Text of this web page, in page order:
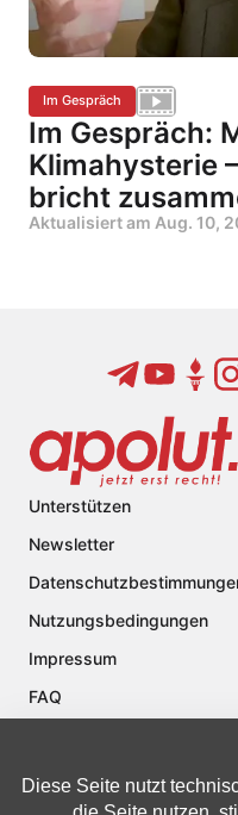
Im Gespräch
Im Gespräch:
Klimahysterie
bricht
Aktualisiert am Aug. 10,
Unterstützen
Newsletter
Nutzungsbedingungen
Impressum
FAQ
Diese Seite nutzt